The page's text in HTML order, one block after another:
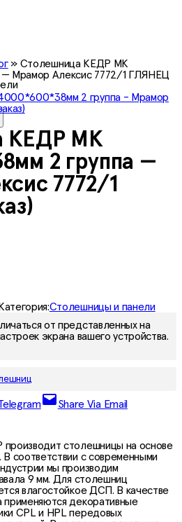
» Столешница КЕДР МК
Мрамор Алексис 7772/1 ГЛЯНЕЦ
КЕДР МК
2 группа —
7772/1
Категория:Столешницы и панели
от представленных на
экрана вашего устройства.
Share Via Email
столешницы на основе
соответствии с современными
мы производим
9 мм. Для столешниц
влагостойкое ДСП. В качестве
применяются декоративные
CPL и HPL передовых